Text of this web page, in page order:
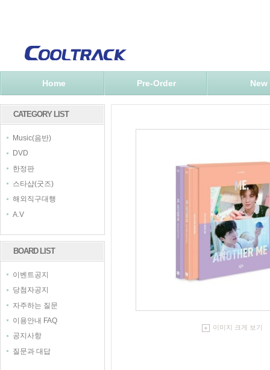
Home Pre-Order New
CATEGORY LIST
Music(음반)
DVD
한정판
스타샵(굿즈)
해외직구대행
A.V
BOARD LIST
이벤트공지
당첨자공지
자주하는 질문
이용안내 FAQ
공지사항
질문과 대답
이미지 크게 보기